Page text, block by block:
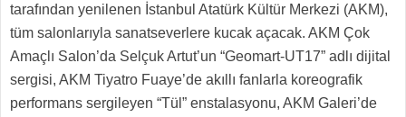
tarafından yenilenen İstanbul Atatürk Kültür Merkezi (AKM),
tüm salonlarıyla sanatseverlere kucak açacak. AKM Çok
Amaçlı Salon’da Selçuk Artut’un “Geomart-UT17” adlı dijital
sergisi, AKM Tiyatro Fuaye’de akıllı fanlarla koreografik
performans sergileyen “Tül” enstalasyonu, AKM Galeri’de